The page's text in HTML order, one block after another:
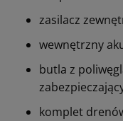
zasilacz
wewnętrzny
butla z
komplet